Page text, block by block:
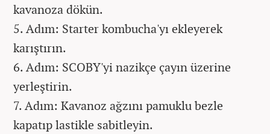
kavanoza dökün.
5. Adım: Starter kombucha'yı ekleyerek
karıştırın.
6. Adım: SCOBY'yi nazikçe çayın üzerine
yerleştirin.
7. Adım: Kavanoz ağzını pamuklu bezle
kapatıp lastikle sabitleyin.